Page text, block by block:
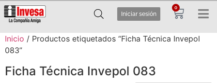
Iniciar sesión
0
Inicio / Productos etiquetados “Ficha Técnica Invepol
083”
Ficha Técnica Invepol 083